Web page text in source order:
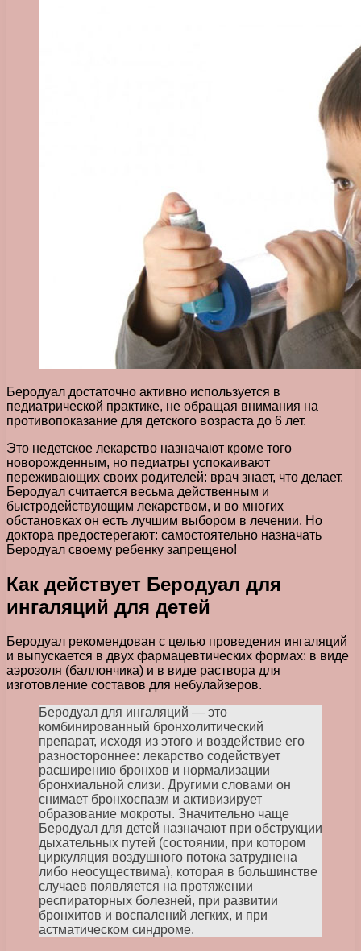
Беродуал достаточно активно используется в
педиатрической практике, не обращая внимания на
противопоказание для детского возраста до 6 лет.
Это недетское лекарство назначают кроме того
новорожденным, но педиатры успокаивают
переживающих своих родителей: врач знает, что делает.
Беродуал считается весьма действенным и
быстродействующим лекарством, и во многих
обстановках он есть лучшим выбором в лечении. Но
доктора предостерегают: самостоятельно назначать
Беродуал своему ребенку запрещено!
Как действует Беродуал для
ингаляций для детей
Беродуал рекомендован с целью проведения ингаляций
и выпускается в двух фармацевтических формах: в виде
аэрозоля (баллончика) и в виде раствора для
изготовление составов для небулайзеров.
Беродуал для ингаляций — это
комбинированный бронхолитический
препарат, исходя из этого и воздействие его
разностороннее: лекарство содействует
расширению бронхов и нормализации
бронхиальной слизи. Другими словами он
снимает бронхоспазм и активизирует
образование мокроты. Значительно чаще
Беродуал для детей назначают при обструкции
дыхательных путей (состоянии, при котором
циркуляция воздушного потока затруднена
либо неосуществима), которая в большинстве
случаев появляется на протяжении
респираторных болезней, при развитии
бронхитов и воспалений легких, и при
астматическом синдроме.